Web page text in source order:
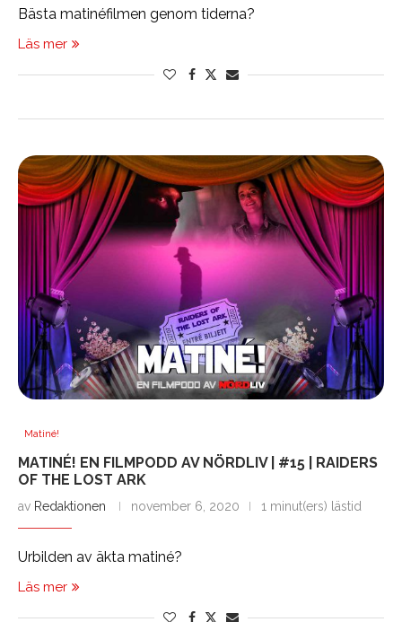
Bästa matinéfilmen genom tiderna?
Läs mer
Matiné!
MATINÉ! EN FILMPODD AV NÖRDLIV | #15 | RAIDERS
OF THE LOST ARK
av Redaktionen november 6, 2020 1 minut(ers) lästid
Urbilden av äkta matiné?
Läs mer